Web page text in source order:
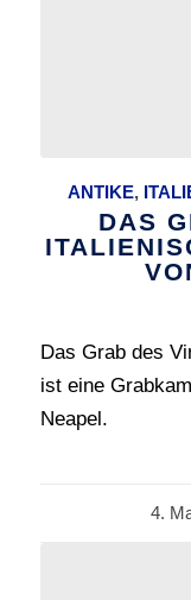
ANTIKE,
DAS
Das Grab des
ist eine
Neapel.
4. /